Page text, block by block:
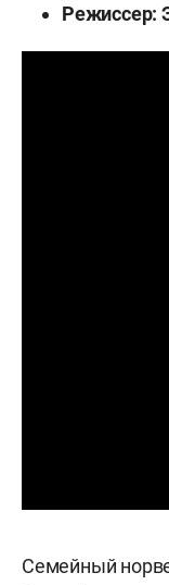
Режиссер:
Семейный